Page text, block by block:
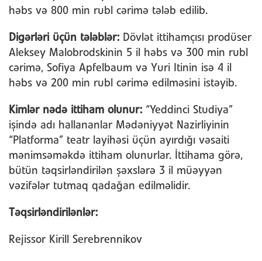
həbs və 800 min rubl cərimə tələb edilib.
Digərləri üçün tələblər: Dövlət ittihamçısı prodüser
Aleksey Malobrodskinin 5 il həbs və 300 min rubl
cərimə, Sofiya Apfelbaum və Yuri Itinin isə 4 il
həbs və 200 min rubl cərimə edilməsini istəyib.
Kimlər nədə ittiham olunur: “Yeddinci Studiya”
işində adı hallananlar Mədəniyyət Nazirliyinin
“Platforma” teatr layihəsi üçün ayırdığı vəsaiti
mənimsəməkdə ittiham olunurlar. İttihama görə,
bütün təqsirləndirilən şəxslərə 3 il müəyyən
vəzifələr tutmaq qadağan edilməlidir.
Təqsirləndirilənlər:
Rejissor Kirill Serebrennikov